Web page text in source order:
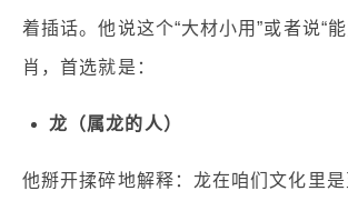
着插话。他说这个“大材小用”或者说“
肖，首选就是：
龙（属龙的人）
他掰开揉碎地解释：龙在咱们文化里